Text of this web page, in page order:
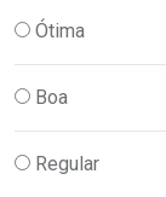
Ótima
Boa
Regular